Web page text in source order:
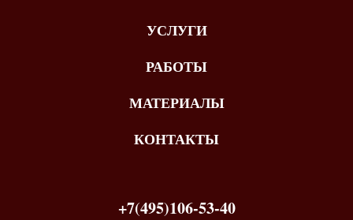
УСЛУГИ
РАБОТЫ
МАТЕРИАЛЫ
КОНТАКТЫ
+7(495)106-53-40